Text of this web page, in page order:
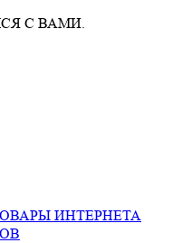
С ВАМИ.
ИНТЕРНЕТА